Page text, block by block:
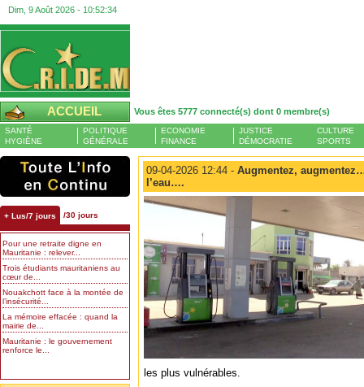
Dim, 9 Août 2026 - 10:52:35
ACCUEIL Vous êtes 5777 connecté(s) dont 0 membre(s)
SANTÉ
HYGIÈNE
POLITIQUE
GÉNÉRALE
ECONOMIE
FINANCE
JUSTICE
DÉMOCRATIE
CULTURE
SPORTS
+ Lus/7 jours /30 jours
Pour une retraite digne en
Mauritanie : relever...
Trois étudiants mauritaniens au
cœur de...
Nouakchott face à la montée de
l’insécurité...
La mémoire effacée : quand la
mairie de...
Mauritanie : le gouvernement
renforce le...
09-04-2026 12:44 - Augmentez,
l’eau….
les plus vulnérables.